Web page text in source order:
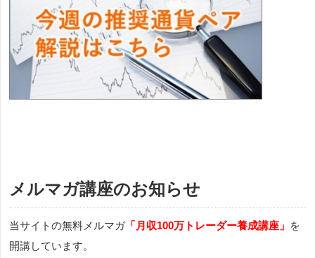
メルマガ講座のお知らせ
当サイトの無料メルマガ 「月収100万トレーダー養成講座」 を
開講しています。